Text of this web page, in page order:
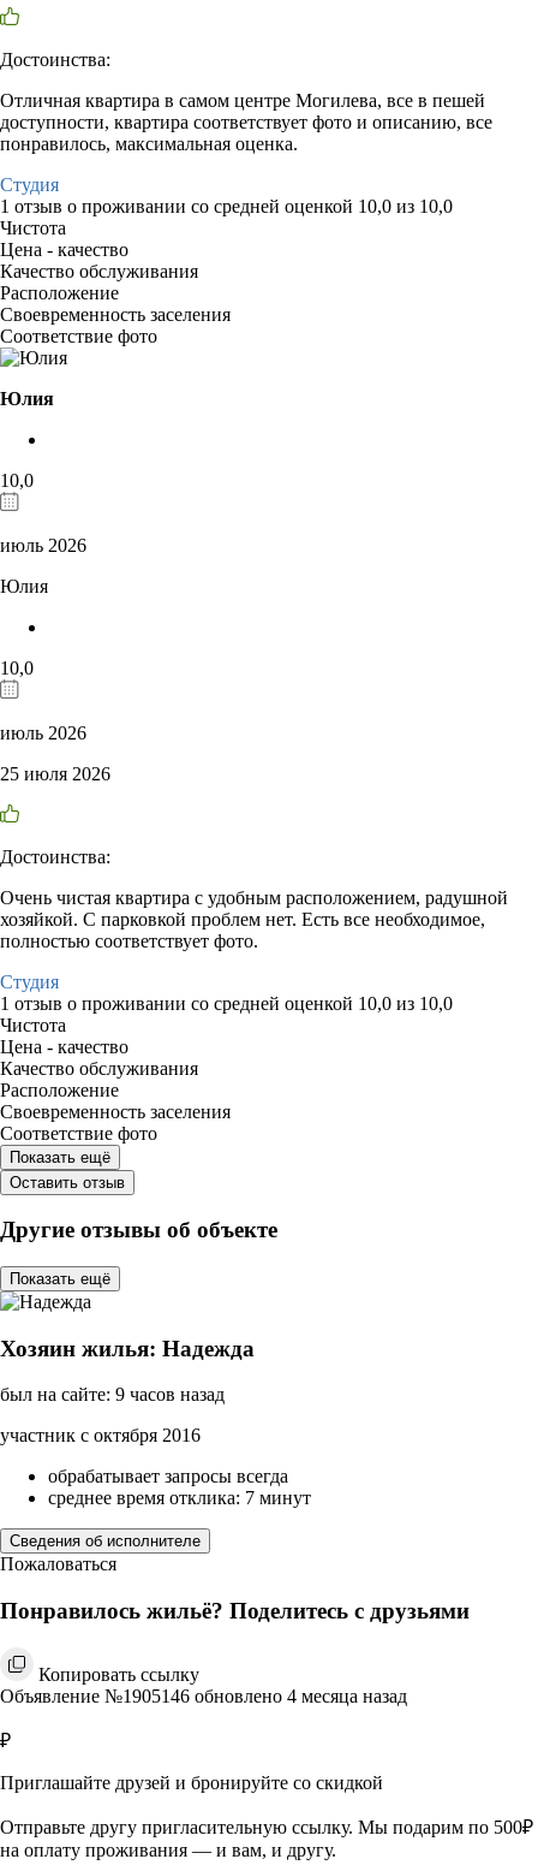
Достоинства:
Отличная квартира в самом центре Могилева, все в пешей
доступности, квартира соответствует фото и описанию, все
понравилось, максимальная оценка.
Студия
1 отзыв о проживании со средней оценкой 10,0 из 10,0
Чистота
Цена - качество
Качество обслуживания
Расположение
Своевременность заселения
Соответствие фото
Юлия
10,0
июль 2026
Юлия
10,0
июль 2026
25 июля 2026
Достоинства:
Очень чистая квартира с удобным расположением, радушной
хозяйкой. С парковкой проблем нет. Есть все необходимое,
полностью соответствует фото.
Студия
1 отзыв о проживании со средней оценкой 10,0 из 10,0
Чистота
Цена - качество
Качество обслуживания
Расположение
Своевременность заселения
Соответствие фото
Показать ещё
Оставить отзыв
Другие отзывы об объекте
Показать ещё
Хозяин жилья: Надежда
был на сайте: 9 часов назад
участник с октября 2016
обрабатывает запросы всегда
среднее время отклика: 7 минут
Сведения об исполнителе
Пожаловаться
Понравилось жильё? Поделитесь с друзьями
Копировать ссылку
Объявление №1905146 обновлено 4 месяца назад
₽
Приглашайте друзей и бронируйте со скидкой
Отправьте другу пригласительную ссылку. Мы подарим по 500₽
на оплату проживания — и вам, и другу.